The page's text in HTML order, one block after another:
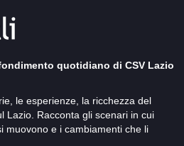
quotidiano di CSV Lazio
le esperienze, la ricchezza del
Lazio. Racconta gli scenari in cui
muovono e i cambiamenti che li